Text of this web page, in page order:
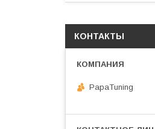
КОНТАКТЫ
PapaTuning